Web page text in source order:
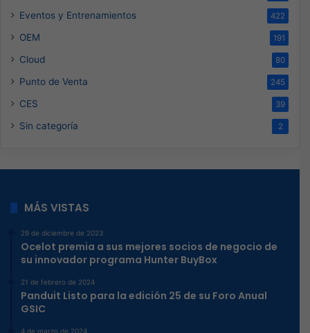
Eventos y Entrenamientos 422
OEM 191
Cloud 80
Punto de Venta 245
CES 39
Sin categoría 2
MÁS VISTAS
29 de diciembre de 2023
Ocelot premia a sus mejores socios de negocio de
su innovador programa Hunter BuyBox
21 de febrero de 2024
Panduit Listo para la edición 25 de su Foro Anual
GSIC
4 de marzo de 2024